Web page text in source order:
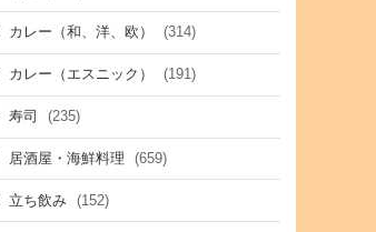
カレー（和、洋、欧） (314)
カレー（エスニック） (191)
寿司 (235)
居酒屋・海鮮料理 (659)
立ち飲み (152)